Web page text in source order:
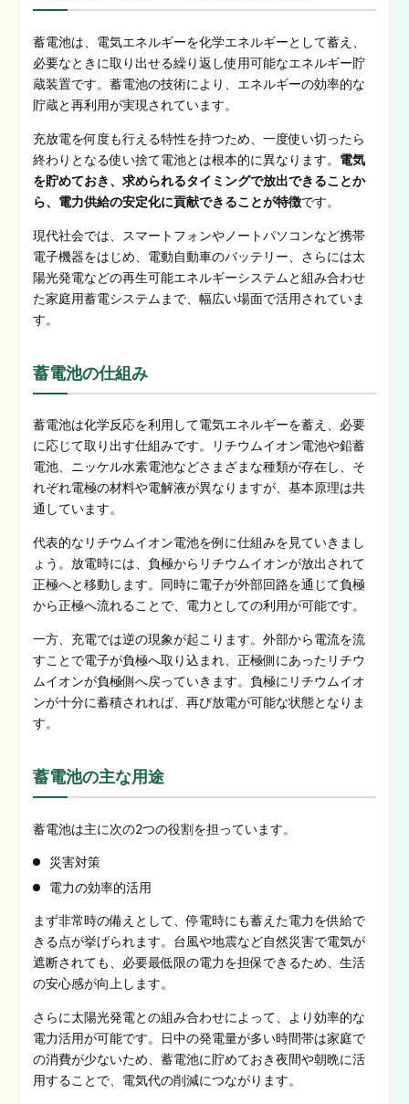
蓄電池は、電気エネルギーを化学エネルギーとして蓄え、
必要なときに取り出せる繰り返し使用可能なエネルギー貯
蔵装置です。蓄電池の技術により、エネルギーの効率的な
貯蔵と再利用が実現されています。
充放電を何度も行える特性を持つため、一度使い切ったら
終わりとなる使い捨て電池とは根本的に異なります。 電気
を貯めておき、求められるタイミングで放出できることか
ら、電力供給の安定化に貢献できることが特徴です。
現代社会では、スマートフォンやノートパソコンなど携帯
電子機器をはじめ、電動自動車のバッテリー、さらには太
陽光発電などの再生可能エネルギーシステムと組み合わせ
た家庭用蓄電システムまで、幅広い場面で活用されていま
す。
蓄電池の仕組み
蓄電池は化学反応を利用して電気エネルギーを蓄え、必要
に応じて取り出す仕組みです。リチウムイオン電池や鉛蓄
電池、ニッケル水素電池などさまざまな種類が存在し、そ
れぞれ電極の材料や電解液が異なりますが、基本原理は共
通しています。
代表的なリチウムイオン電池を例に仕組みを見ていきまし
ょう。放電時には、負極からリチウムイオンが放出されて
正極へと移動します。同時に電子が外部回路を通じて負極
から正極へ流れることで、電力としての利用が可能です。
一方、充電では逆の現象が起こります。外部から電流を流
すことで電子が負極へ取り込まれ、正極側にあったリチウ
ムイオンが負極側へ戻っていきます。負極にリチウムイオ
ンが十分に蓄積されれば、再び放電が可能な状態となりま
す。
蓄電池の主な用途
蓄電池は主に次の2つの役割を担っています。
災害対策
電力の効率的活用
まず非常時の備えとして、停電時にも蓄えた電力を供給で
きる点が挙げられます。台風や地震など自然災害で電気が
遮断されても、必要最低限の電力を担保できるため、生活
の安心感が向上します。
さらに太陽光発電との組み合わせによって、より効率的な
電力活用が可能です。日中の発電量が多い時間帯は家庭で
の消費が少ないため、蓄電池に貯めておき夜間や朝晩に活
用することで、電気代の削減につながります。